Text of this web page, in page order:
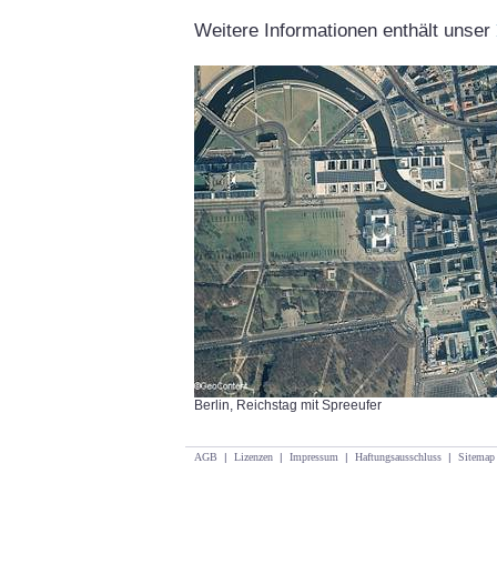
Weitere Informationen enthält unser
Berlin, Reichstag mit Spreeufer
AGB | Lizenzen | Impressum | Haftungsausschluss | Sitemap